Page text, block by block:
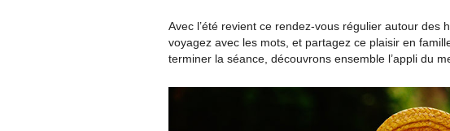
Avec l’été revient ce rendez-vous régulier autour des
voyagez avec les mots, et partagez ce plaisir en
terminer la séance, découvrons ensemble l’appli du